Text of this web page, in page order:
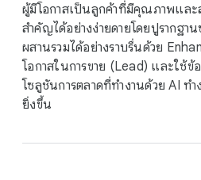
ผู้มีโอกาสเป็นลูกค้าที่มีคุณภาพและ
สำคัญได้อย่างง่ายดายโดยปูรากฐ
ผสานรวมได้อย่างราบรื่นด้วย
โอกาสในการขาย (Lead) และใช้
โซลูชันการตลาดที่ทำงานด้วย AI ท
ยิ่งขึ้น